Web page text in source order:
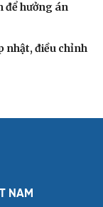
để hưởng án
nhật, điều chỉnh
NAM